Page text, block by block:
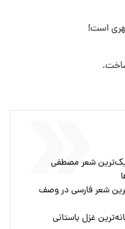
است!
شعر مصطفی
شعر فارسی در وصف
غزل باستانی